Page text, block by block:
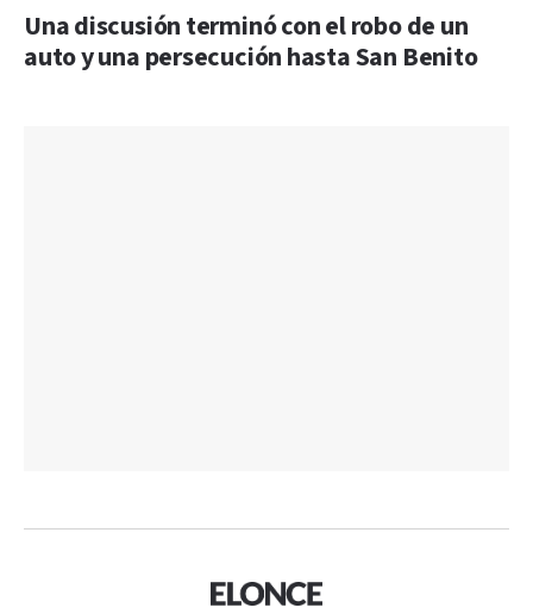
Una discusión terminó con el robo de un
auto y una persecución hasta San Benito